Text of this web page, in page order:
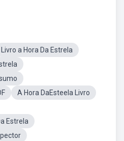
Livro a Hora Da Estrela
A Hora DaEsteela Livro
Estrela